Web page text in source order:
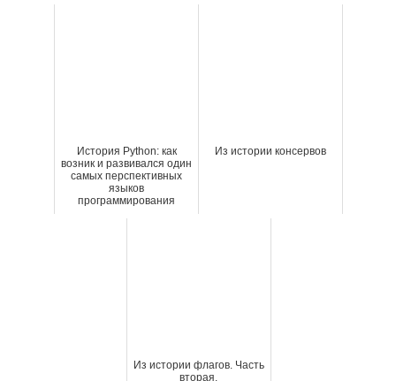
История Python: как
возник и развивался один
самых перспективных
языков
программирования
Из истории консервов
Из истории флагов. Часть
вторая.